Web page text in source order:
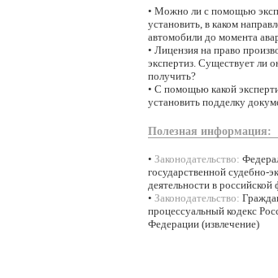
• Можно ли с помощью
установить, в каком
автомобили до момента
• Лицензия на право
экспертиз. Существует ли
получить?
• С помощью какой
установить подделку
Полезная информация:
• Законодательство:
государственной судебно-
деятельности в российской
• Законодательство:
процессуальный кодекс
Федерации (извлечение)